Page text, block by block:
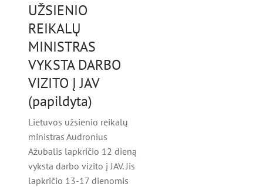
UŽSIENIO
REIKALŲ
MINISTRAS
VYKSTA DARBO
VIZITO Į JAV
(papildyta)
Lietuvos užsienio reikalų
ministras Audronius
Ažubalis lapkričio 12 dieną
vyksta darbo vizito į JAV. Jis
lapkričio 13-17 dienomis